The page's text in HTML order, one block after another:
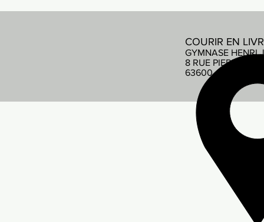
COURIR EN
GYMNASE HENRI
8 RUE PIERRE DE
63600 AMBERT